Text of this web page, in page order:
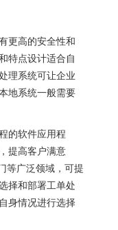
更高的安全性和
特点设计适合自
理系统可让企业
地系统一般需要
的软件应用程
提高客户满意
等广泛领域，可提
择和部署工单处
身情况进行选择